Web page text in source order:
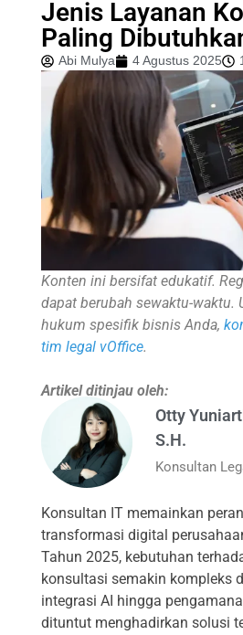
Jenis Layanan
Paling
Abi Mulya 4 Agustus 2025
Konten ini bersifat edukatif.
dapat berubah sewaktu-waktu.
hukum spesifik bisnis Anda,
tim legal vOffice.
Artikel ditinjau oleh:
Otty
S.H.
Konsultan
Konsultan IT memainkan
transformasi digital
Tahun 2025, kebutuhan
konsultasi semakin kompleks
integrasi AI hingga
dituntut menghadirkan solusi